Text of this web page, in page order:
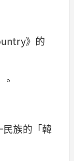
》的
族的「韓